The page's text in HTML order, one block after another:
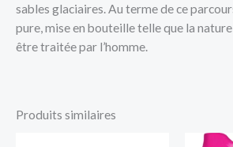
sables glaciaires. Au terme de ce
pure, mise en bouteille telle que la nature
être traitée par l’homme.
Produits similaires